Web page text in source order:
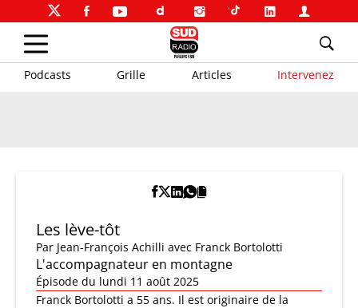
Podcasts Grille Articles Intervenez
Les lève-tôt
Par Jean-François Achilli avec Franck Bortolotti
L'accompagnateur en montagne
Épisode du lundi 11 août 2025
Franck Bortolotti a 55 ans. Il est originaire de la